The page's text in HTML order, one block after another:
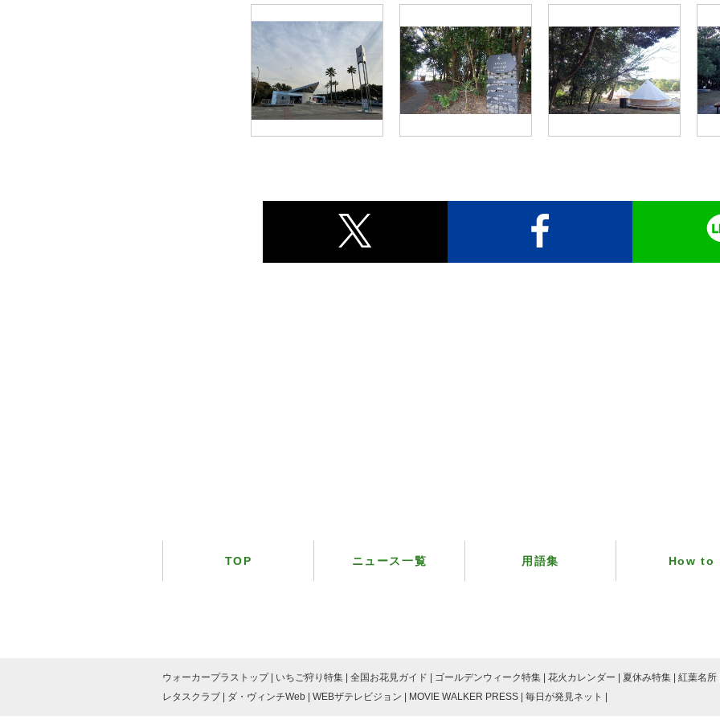
TOP ニュース一覧 用語集 How to
ウォーカープラストップ いちご狩り特集 全国お花見ガイド ゴールデンウィーク特集 花火カレンダー 夏休み特集 紅葉名所
レタスクラブ
ダ・ヴィンチWeb WEBザテレビジョン MOVIE WALKER PRESS 毎日が発見ネット